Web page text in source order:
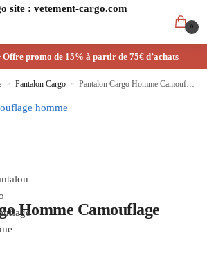
0
promo de 15% à partir de 75€ d’achats
» Pantalon Cargo » Pantalon Cargo Homme Camouflage
Homme Camouflage